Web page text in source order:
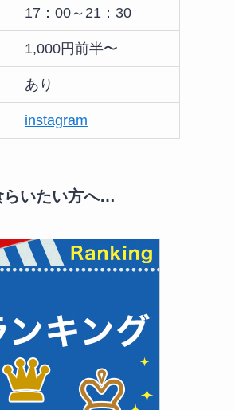
17：00～21：30
1,000円前半〜
あり
instagram
らいたい方へ…